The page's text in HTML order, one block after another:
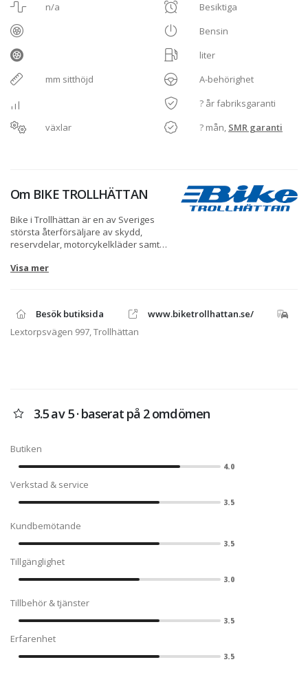
n/a
mm sitthöjd
växlar
Besiktiga
Bensin
liter
A-behörighet
? år fabriksgaranti
? mån, SMR garanti
Om BIKE TROLLHÄTTAN
Bike i Trollhättan är en av Sveriges
största återförsäljare av skydd,
reservdelar, motorcykelkläder samt
Davidson, Kawasaki, KTM och
Vi säljer kläder och utrustning från de
absolut främsta varumärkena.
Visa mer
Besök butiksida
www.biketrollhattan.se/
Lextorpsvägen 997, Trollhättan
3.5 av 5 · baserat på 2 omdömen
Butiken
4.0
Verkstad & service
3.5
Kundbemötande
3.5
Tillgänglighet
3.0
Tillbehör & tjänster
3.5
Erfarenhet
3.5